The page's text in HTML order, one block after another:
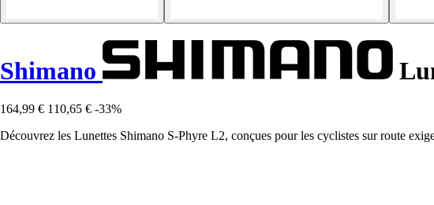
Shimano
164,99 € 110,65 € -33%
Découvrez les Lunettes Shimano S-Phyre L2, conçues pour les cyclistes sur route